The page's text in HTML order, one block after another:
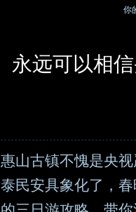
你
永远可以相
惠山古镇不愧是央
泰民安具象化了，